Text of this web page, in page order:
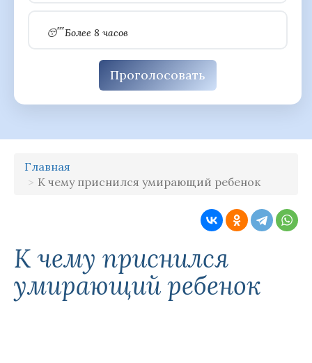
😴 Более 8 часов
Проголосовать
Главная
К чему приснился умирающий ребенок
К чему приснился
умирающий ребенок